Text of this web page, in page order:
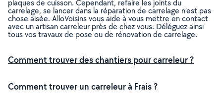
plaques de cuisson. Cependant, refaire les joints du
carrelage, se lancer dans la réparation de carrelage n’est pas
chose aisée. AlloVoisins vous aide à vous mettre en contact
avec un artisan carreleur près de chez vous. Déléguez ainsi
tous vos travaux de pose ou de rénovation de carrelage.
Comment trouver des chantiers pour carreleur ?
Comment trouver un carreleur à Frais ?